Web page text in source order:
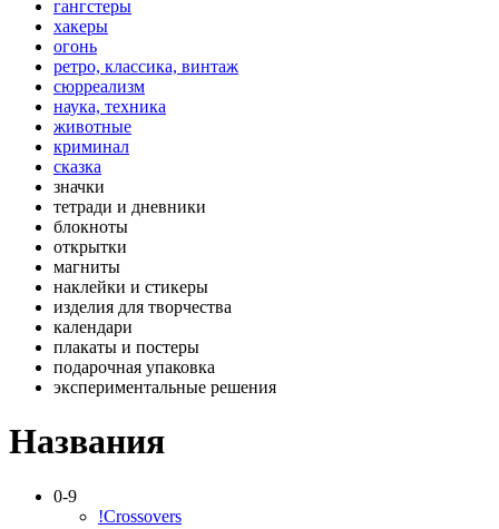
гангстеры
хакеры
огонь
ретро, классика, винтаж
сюрреализм
наука, техника
животные
криминал
сказка
значки
тетради и дневники
блокноты
открытки
магниты
наклейки и стикеры
изделия для творчества
календари
плакаты и постеры
подарочная упаковка
экспериментальные решения
Названия
0-9
!Crossovers